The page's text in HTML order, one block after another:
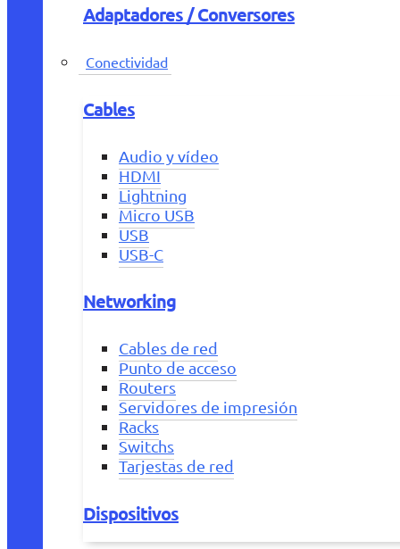
Adaptadores / Conversores
Conectividad
Cables
Audio y vídeo
HDMI
Lightning
Micro USB
USB
USB-C
Networking
Cables de red
Punto de acceso
Routers
Servidores de impresión
Racks
Switchs
Tarjestas de red
Dispositivos